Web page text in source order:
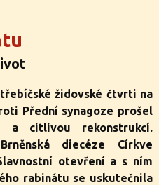
židovské čtvrti na
Přední synagoze prošel
a citlivou rekonstrukcí.
diecéze Církve
otevření a s ním
rabinátu se uskutečnila